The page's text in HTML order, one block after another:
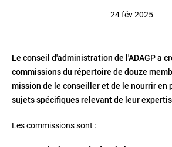
24 fév 2025
Le conseil d'administration de l'ADAGP a
commissions du répertoire de douze
mission de le conseiller et de le nourrir en
sujets spécifiques relevant de leur
Les commissions sont :